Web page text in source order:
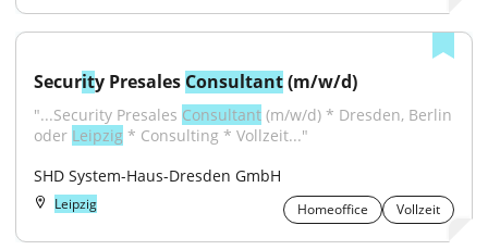
Security Presales Consultant (m/w/d)
"...Security Presales Consultant (m/w/d) * Dresden, Berlin
oder Leipzig * Consulting * Vollzeit..."
SHD System-Haus-Dresden GmbH
Leipzig Homeoffice Vollzeit